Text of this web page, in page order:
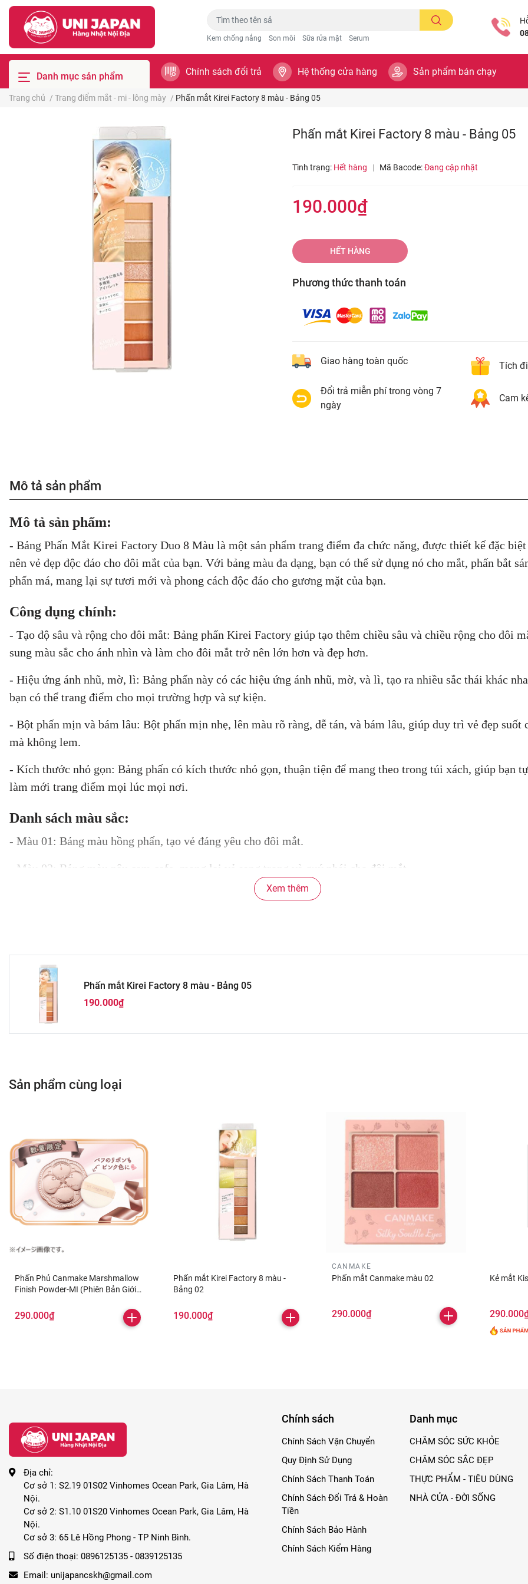
Kem chống nắng Son môi Sữa rửa mặt Serum
Danh mục sản phẩm Chính sách đổi trả Hệ thống cửa hàng Sản phẩm bán chạy
Trang chủ / Trang điểm mắt - mi - lông mày / Phấn mắt Kirei Factory 8 màu - Bảng 05
Phấn mắt Kirei Factory 8 màu - Bảng 05
Tình trạng: Hết hàng | Mã Bacode:Đang cập nhật
190.000₫
HẾT HÀNG
Phương thức thanh toán
Giao hàng toàn quốc Tích
Đổi trả miễn phí trong vòng 7
ngày
Cam
Mô tả sản phẩm
Mô tả sản phẩm:
- Bảng Phấn Mắt Kirei Factory Duo 8 Màu là một sản phẩm trang điểm đa chức năng, được thiết kế đặc biệt
nên vẻ đẹp độc đáo cho đôi mắt của bạn. Với bảng màu đa dạng, bạn có thể sử dụng nó cho mắt, phấn bắt
phấn má, mang lại sự tươi mới và phong cách độc đáo cho gương mặt của bạn.
Công dụng chính:
- Tạo độ sâu và rộng cho đôi mắt: Bảng phấn Kirei Factory giúp tạo thêm chiều sâu và chiều rộng cho đôi
sung màu sắc cho ánh nhìn và làm cho đôi mắt trở nên lớn hơn và đẹp hơn.
- Hiệu ứng ánh nhũ, mờ, lì: Bảng phấn này có các hiệu ứng ánh nhũ, mờ, và lì, tạo ra nhiều sắc thái khác
bạn có thể trang điểm cho mọi trường hợp và sự kiện.
- Bột phấn mịn và bám lâu: Bột phấn mịn nhẹ, lên màu rõ ràng, dễ tán, và bám lâu, giúp duy trì vẻ đẹp suốt
mà không lem.
- Kích thước nhỏ gọn: Bảng phấn có kích thước nhỏ gọn, thuận tiện để mang theo trong túi xách, giúp bạn
làm mới trang điểm mọi lúc mọi nơi.
Danh sách màu sắc:
- Màu 01: Bảng màu hồng phấn, tạo vẻ đáng yêu cho đôi mắt.
- Màu 02: Bảng màu nâu cam cafe, mang lại vẻ sang trọng và quý phái cho đôi mắt.
- Màu 03: Bảng màu cam san hô, tạo sự quyến rũ cho ánh nhìn.
Bảng Phấn Mắt Kirei Factory Duo 8 Màu - Sự lựa chọn tinh tế để tạo nên vẻ đẹp độc đáo cho đôi mắt
Xem thêm
Phấn mắt Kirei Factory 8 màu - Bảng 05
190.000₫
Sản phẩm cùng loại
Phấn Phủ Canmake Marshmallow
Finish Powder-MI (Phiên Bản Giới
290.000₫
Phấn mắt Kirei Factory 8 màu -
Bảng 02
190.000₫
CANMAKE
Phấn mắt Canmake màu 02
290.000₫
Kẻ mắt
Địa chỉ:
Cơ sở 1: S2.19 01S02 Vinhomes Ocean Park, Gia Lâm, Hà
Nội.
Cơ sở 2: S1.10 01S20 Vinhomes Ocean Park, Gia Lâm, Hà
Nội.
Cơ sở 3: 65 Lê Hồng Phong - TP Ninh Bình.
Số điện thoại: 0896125135 - 0839125135
Email: unijapancskh@gmail.com
Chính sách
Chính Sách Vận Chuyển
Quy Định Sử Dụng
Chính Sách Thanh Toán
Chính Sách Đổi Trả & Hoàn
Tiền
Chính Sách Bảo Hành
Chính Sách Kiểm Hàng
Danh mục
CHĂM SÓC SỨC KHỎE
CHĂM SÓC SẮC ĐẸP
THỰC PHẨM - TIÊU DÙNG
NHÀ CỬA - ĐỜI SỐNG